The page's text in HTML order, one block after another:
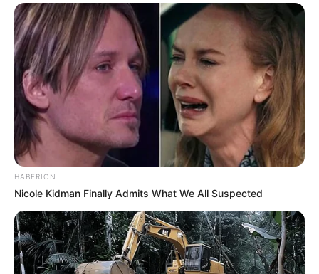
HABERION
Nicole Kidman Finally Admits What We All Suspected